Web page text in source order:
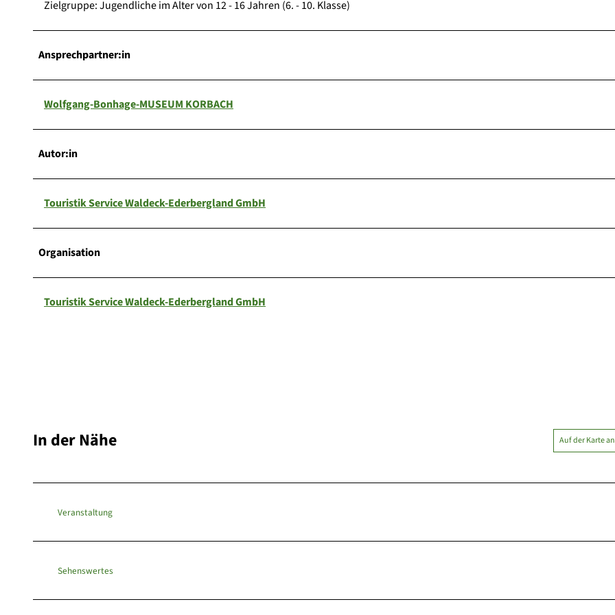
Zielgruppe: Jugendliche im Alter von 12 - 16 Jahren (6. - 10. Klasse)
Ansprechpartner:in
Wolfgang-Bonhage-MUSEUM KORBACH
Autor:in
Touristik Service Waldeck-Ederbergland GmbH
Organisation
Touristik Service Waldeck-Ederbergland GmbH
In der Nähe Auf der Karte
Veranstaltung
Sehenswertes